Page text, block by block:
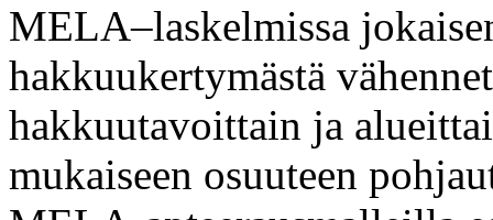
MELA–laskelmissa
hakkuukertymästä
hakkuutavoittain ja
mukaiseen osuuteen